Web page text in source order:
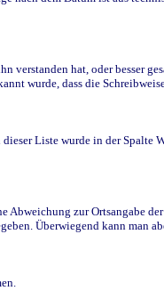
hat, oder besser
wurde, dass die
Liste wurde in der Spalte
zur Ortsangabe
Überwiegend kann man